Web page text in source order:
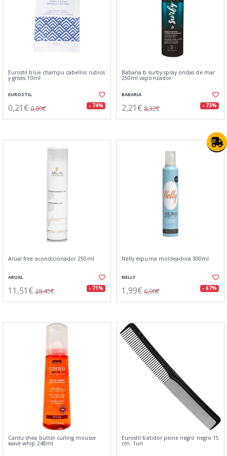
Eurostil blue champu cabellos rubios
y grises 10ml
EUROSTIL
0,21€ 0,80€ - 74%
Babaria b surby spray ondas de mar
250ml vaporizador
BABARIA
2,21€ 8,32€ - 73%
Arual free acondicionador 250ml
ARUAL
11,51€ 39,45€ - 71%
Nelly espuma moldeadora 300ml
NELLY
1,99€ 6,00€ - 67%
Cantu shea butter curling mousse
wave whip 248ml
Eurostil batidor peine negro negro 15
cm. 1un